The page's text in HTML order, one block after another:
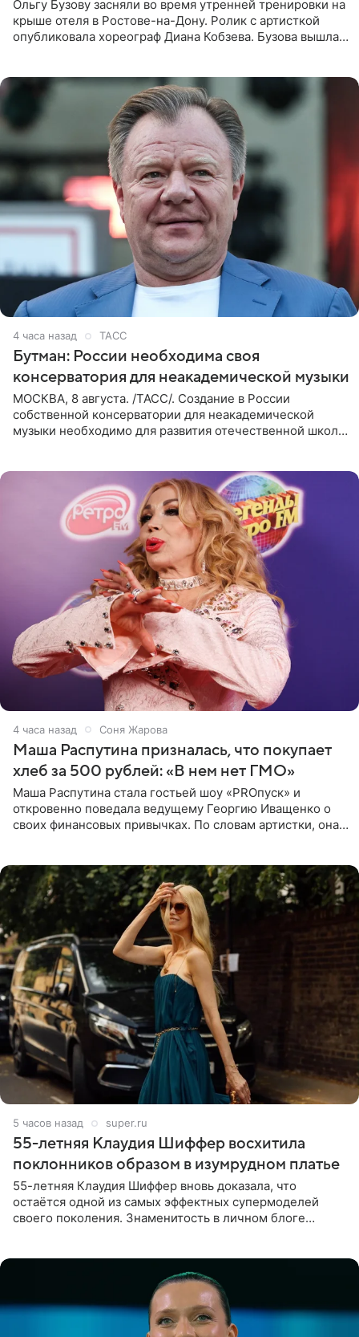
Ольгу Бузову засняли во время утренней тренировки на
крыше отеля в Ростове-на-Дону. Ролик с артисткой
опубликовала хореограф Диана Кобзева. Бузова вышла
4 часа назад ТАСС
Бутман: России необходима своя
консерватория для неакадемической музыки
МОСКВА, 8 августа. /ТАСС/. Создание в России
собственной консерватории для неакадемической
музыки необходимо для развития отечественной школы
4 часа назад Соня Жарова
Маша Распутина призналась, что покупает
хлеб за 500 рублей: «В нем нет ГМО»
Маша Распутина стала гостьей шоу «PROпуск» и
откровенно поведала ведущему Георгию Иващенко о
своих финансовых привычках. По словам артистки, она
5 часов назад super.ru
55-летняя Клаудия Шиффер восхитила
поклонников образом в изумрудном платье
55-летняя Клаудия Шиффер вновь доказала, что
остаётся одной из самых эффектных супермоделей
своего поколения. Знаменитость в личном блоге